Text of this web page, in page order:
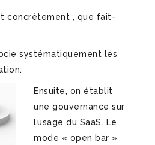
concrètement , que fait-
systématiquement les
Ensuite, on établit
une gouvernance sur
l’usage du SaaS. Le
mode « open bar »